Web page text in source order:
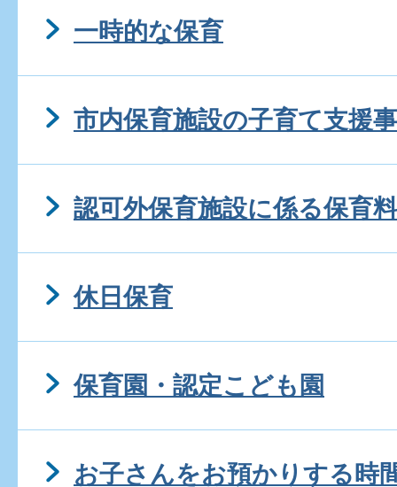
一時的な保育
市内保育施設の子育て支援
認可外保育施設に係る保育
休日保育
保育園・認定こども園
お子さんをお預かりする時